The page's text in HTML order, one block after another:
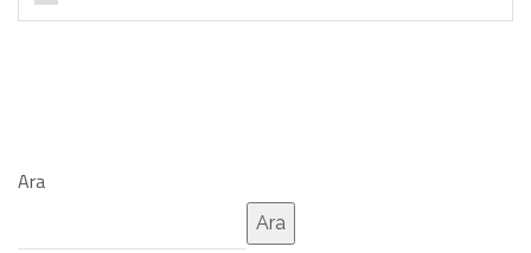
Ara
Ara